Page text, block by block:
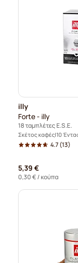
illy
Forte - illy
18 ταμπλέτες E.S.E.
Σκέτος καφές 10
4.7(13)
5,39 €
0,30 €/ κούπα